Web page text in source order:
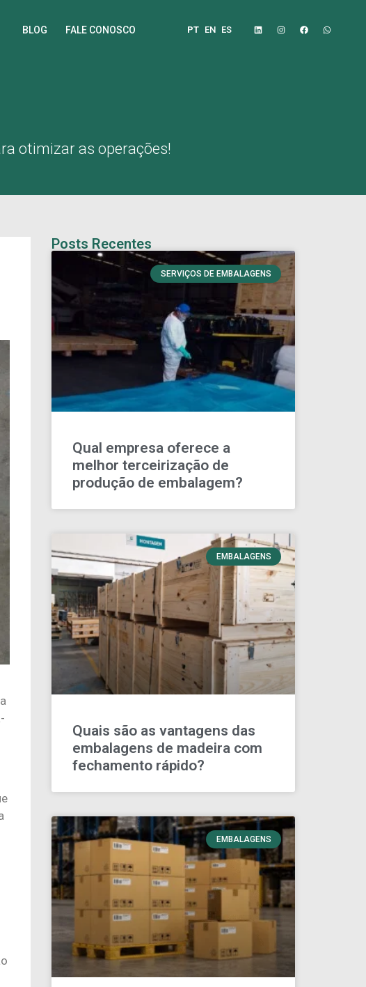
BLOG FALE CONOSCO PT EN ES
otimizar as operações!
Posts Recentes
SERVIÇOS DE EMBALAGENS
Qual empresa oferece a
melhor terceirização de
produção de embalagem?
EMBALAGENS
Quais são as vantagens das
embalagens de madeira com
fechamento rápido?
EMBALAGENS